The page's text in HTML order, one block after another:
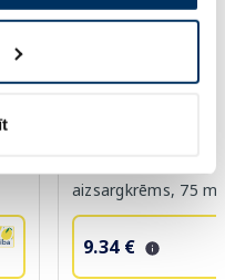
Sunscreen SPF 50+
aizsargkrēms, 75 ml
9.34 €